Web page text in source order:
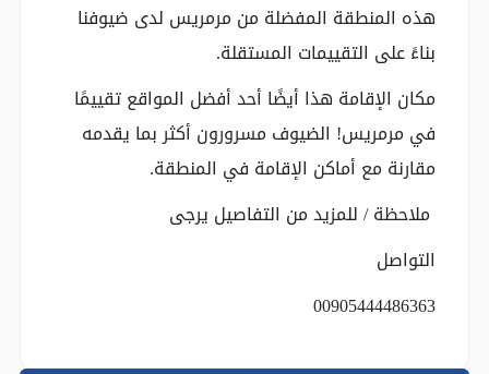
هذه المنطقة المفضلة من مرمريس لدى ضيوفنا
بناءً على التقييمات المستقلة.
مكان الإقامة هذا أيضًا أحد أفضل المواقع تقييمًا
في مرمريس! الضيوف مسرورون أكثر بما يقدمه
مقارنة مع أماكن الإقامة في المنطقة.
ملاحظة / للمزيد من التفاصيل يرجى
التواصل
00905444486363